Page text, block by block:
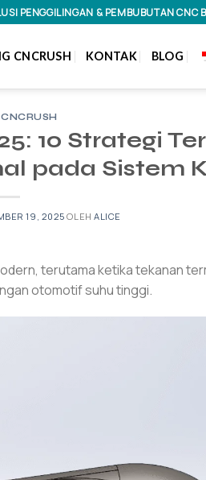
PENGGILINGAN & PEMBUBUTAN CNC
CNCRUSH KONTAK BLOG
10 Strategi
pada Sistem
19, 2025 OLEHALICE
terutama ketika tekanan
otomotif suhu tinggi.